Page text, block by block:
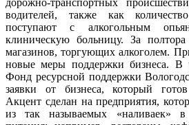
водителей, также как
поступают с алкогольным
клиническую больницу. За
магазинов, торгующих алкоголем.
новые меры поддержки бизнеса. В
Фонд ресурсной поддержки
заявки от бизнеса, который готов
Акцент сделан на предприятия,
из так называемых «наливаек» в